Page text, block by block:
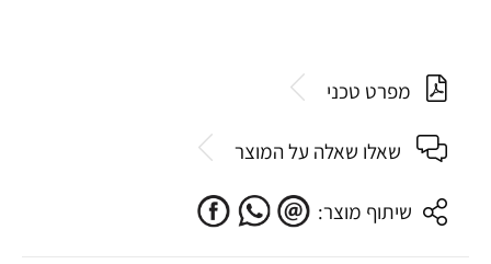
מפרט טכני
שאלו שאלה על המוצר
שיתוף מוצר: